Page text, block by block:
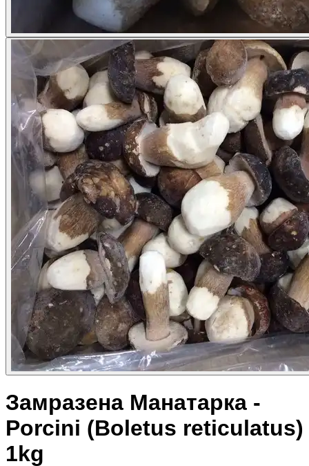
Замразена Манатарка -
Porcini (Boletus reticulatus)
1kg